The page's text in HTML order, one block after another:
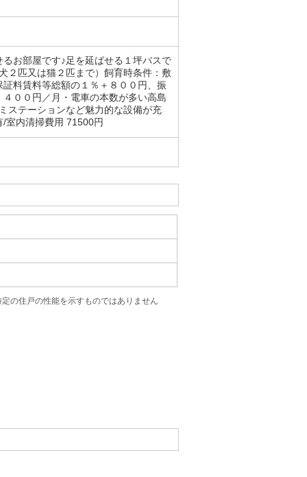
お部屋です♪足を延ばせる１坪バスで
２匹又は猫２匹まで）飼育時条件：敷
料賃料等総額の１％＋８００円、振
００円／月・電車の本数が多い高島
ステーションなど魅力的な設備が充
室内清掃費用 71500円
の住戸の性能を示すものではありません